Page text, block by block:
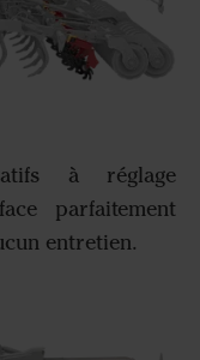
à réglage
parfaitement
entretien.